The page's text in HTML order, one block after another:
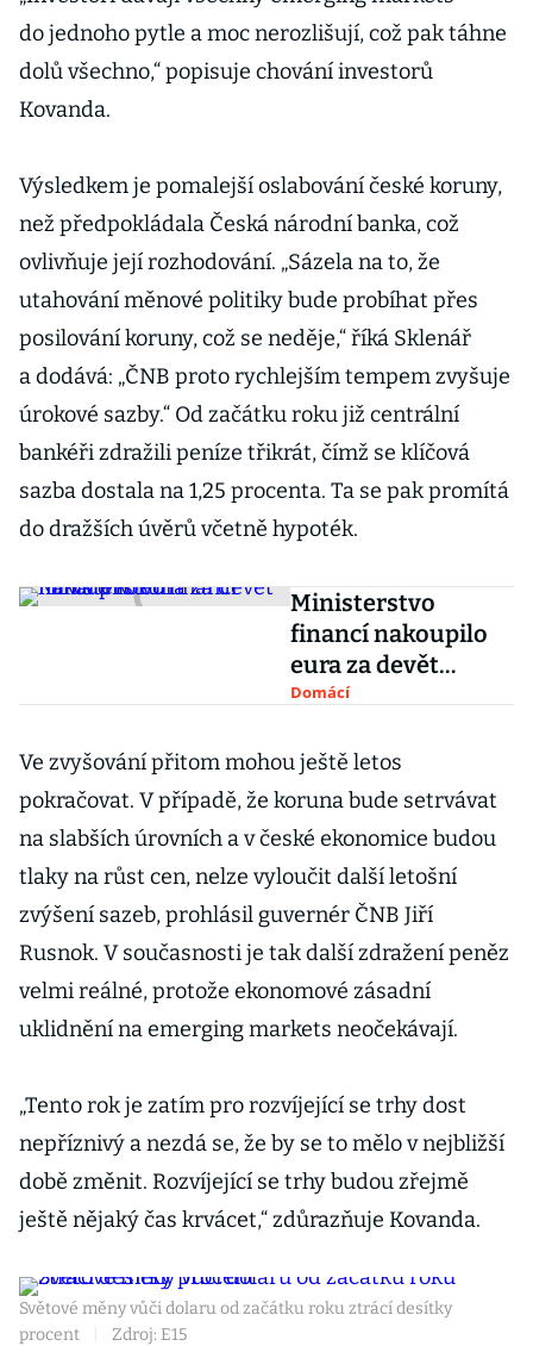
do jednoho pytle a moc nerozlišují, což pak táhne
dolů všechno,“ popisuje chování investorů
Kovanda.
Výsledkem je pomalejší oslabování české koruny,
než předpokládala Česká národní banka, což
ovlivňuje její rozhodování. „Sázela na to, že
utahování měnové politiky bude probíhat přes
posilování koruny, což se neděje,“ říká Sklenář
a dodává: „ČNB proto rychlejším tempem zvyšuje
úrokové sazby.“ Od začátku roku již centrální
bankéři zdražili peníze třikrát, čímž se klíčová
sazba dostala na 1,25 procenta. Ta se pak promítá
do dražších úvěrů včetně hypoték.
Ministerstvo
financí nakoupilo
eura za devět
miliard korun
Domácí
Ve zvyšování přitom mohou ještě letos
pokračovat. V případě, že koruna bude setrvávat
na slabších úrovních a v české ekonomice budou
tlaky na růst cen, nelze vyloučit další letošní
zvýšení sazeb, prohlásil guvernér ČNB Jiří
Rusnok. V současnosti je tak další zdražení peněz
velmi reálné, protože ekonomové zásadní
uklidnění na emerging markets neočekávají.
„Tento rok je zatím pro rozvíjející se trhy dost
nepříznivý a nezdá se, že by se to mělo v nejbližší
době změnit. Rozvíjející se trhy budou zřejmě
ještě nějaký čas krvácet,“ zdůrazňuje Kovanda.
Světové měny vůči dolaru od začátku roku ztrácí desítky
procent
Zdroj: E15